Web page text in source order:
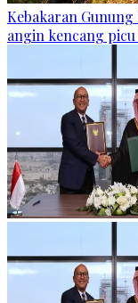
Kebakaran
angin kencang